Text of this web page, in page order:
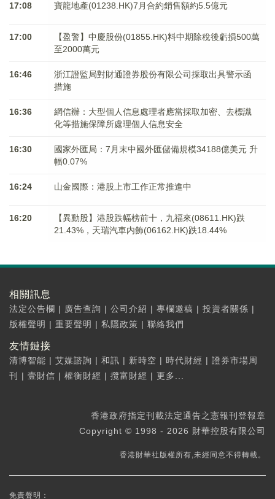
17:08 寶龍地產(01238.HK)7月合約銷售額約5.5億元
17:00
【盈警】中慶股份(01855.HK)料中期除稅後虧損500萬
至2000萬元
16:46
浙江證監局對財通證券股份有限公司採取出具警示函
措施
16:36
網信辦：大型個人信息處理者應當採取加密、去標識
化等措施保障所處理個人信息安全
16:30
國家外匯局：7月末中國外匯儲備規模34188億美元 升
幅0.07%
16:24 山金國際：港股上市工作正常推進中
16:20
【異動股】港股跌幅榜前十，九福來(08611.HK)跌
21.43%，天瑞汽車内飾(06162.HK)跌18.44%
相關訊息
法定公告欄 | 廣告查詢 | 公司介紹 | 專欄邀稿 | 投資者關係 |
版權聲明 | 重要聲明 | 私隱政策 | 聯絡我們
友情鏈接
清博智能 | 艾媒諮詢 | 和訊 | 新時空 | 時代財經 | 證券市場周
刊
| 壹財信 | 權衡財經 | 攬富財經 | 更多...
香港政府指定刊載法定通告之憲報刊登報章
Copyright © 1998 - 2026 財華控股有限公司
香港財華社版權所有,未經同意不得轉載。
免責聲明：